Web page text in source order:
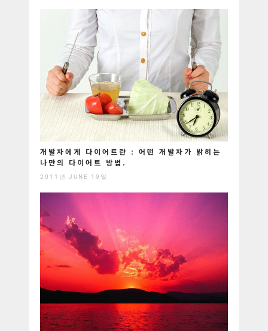
개발자에게 다이어트란 : 어떤 개발자가 밝히는
나만의 다이어트 방법.
2011년 JUNE 19일